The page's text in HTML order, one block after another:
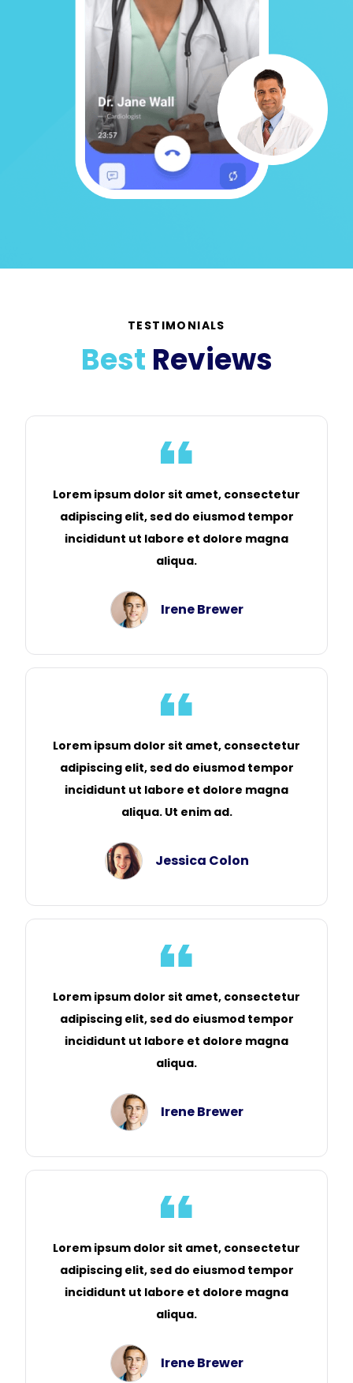
TESTIMONIALS
Best Reviews
Lorem ipsum dolor sit amet, consectetur
adipiscing elit, sed do eiusmod tempor
incididunt ut labore et dolore magna
aliqua.
Irene Brewer
Lorem ipsum dolor sit amet, consectetur
adipiscing elit, sed do eiusmod tempor
incididunt ut labore et dolore magna
aliqua. Ut enim ad.
Jessica Colon
Lorem ipsum dolor sit amet, consectetur
adipiscing elit, sed do eiusmod tempor
incididunt ut labore et dolore magna
aliqua.
Irene Brewer
Lorem ipsum dolor sit amet, consectetur
adipiscing elit, sed do eiusmod tempor
incididunt ut labore et dolore magna
aliqua.
Irene Brewer